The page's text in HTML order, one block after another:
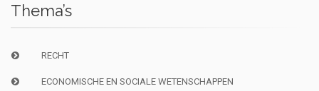
Thema’s
RECHT
ECONOMISCHE EN SOCIALE WETENSCHAPPEN